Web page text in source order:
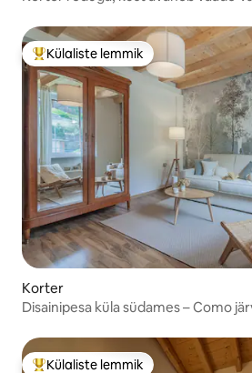
Külaliste suur lemmik
Külaliste lemmik
Korter
Disainipesa küla südames – Como
Külaliste lemmik